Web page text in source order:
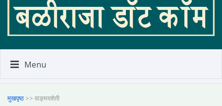
Menu
मुखपृष्ठ >> वाङ्मयशेती